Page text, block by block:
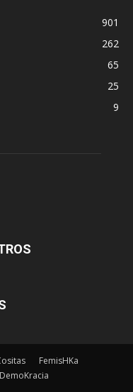
901
262
65
25
9
FemisHKa
DemoKracia